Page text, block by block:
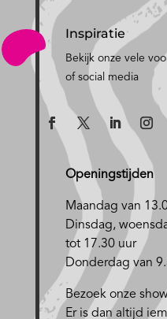
Inspiratie
Bekijk onze vele
of social media
Openingstijden
Maandag van
Dinsdag,
tot 17.30 uur
Donderdag van
Bezoek onze
Er is dan altijd